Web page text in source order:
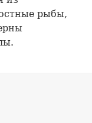
рыбы,